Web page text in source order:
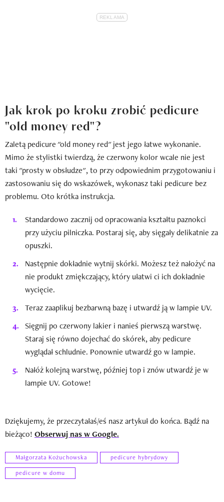
Jak krok po kroku zrobić pedicure
"old money red"?
Zaletą pedicure "old money red" jest jego łatwe wykonanie.
Mimo że stylistki twierdzą, że czerwony kolor wcale nie jest
taki "prosty w obsłudze", to przy odpowiednim przygotowaniu i
zastosowaniu się do wskazówek, wykonasz taki pedicure bez
problemu. Oto krótka instrukcja.
Standardowo zacznij od opracowania kształtu paznokci
przy użyciu pilniczka. Postaraj się, aby sięgały delikatnie za
opuszki.
Następnie dokładnie wytnij skórki. Możesz też nałożyć na
nie produkt zmiękczający, który ułatwi ci ich dokładnie
wycięcie.
Teraz zaaplikuj bezbarwną bazę i utwardź ją w lampie UV.
Sięgnij po czerwony lakier i nanieś pierwszą warstwę.
Staraj się równo dojechać do skórek, aby pedicure
wyglądał schludnie. Ponownie utwardź go w lampie.
Nałóż kolejną warstwę, później top i znów utwardź je w
lampie UV. Gotowe!
Dziękujemy, że przeczytałaś/eś nasz artykuł do końca. Bądź na
bieżąco! Obserwuj nas w Google.
Małgorzata Kożuchowska
pedicure hybrydowy
pedicure w domu